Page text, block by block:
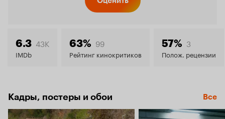
7.3
6.3 43K
IMDb
63% 99
Рейтинг кинокритиков
57% 3
Полож. рецензии
Кадры, постеры и обои Все